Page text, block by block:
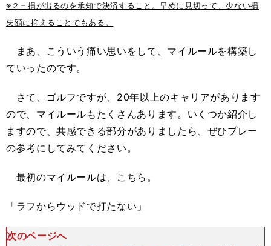
※２＝損が出るのを承知で決済すること。早めに見切って、少ない損
失額に抑えることでもある。
まあ、こういう痛い思いをして、マイルールを構築し
ていったのです。
さて、ゴルフですが、20年以上のキャリアがあります
ので、マイルールもたくさんあります。いくつか紹介し
ますので、共感できる部分がありましたら、ぜひプレー
の参考にしてみてください。
最初のマイルールは、こちら。
「ラフからウッドで打たない」
次のページへ